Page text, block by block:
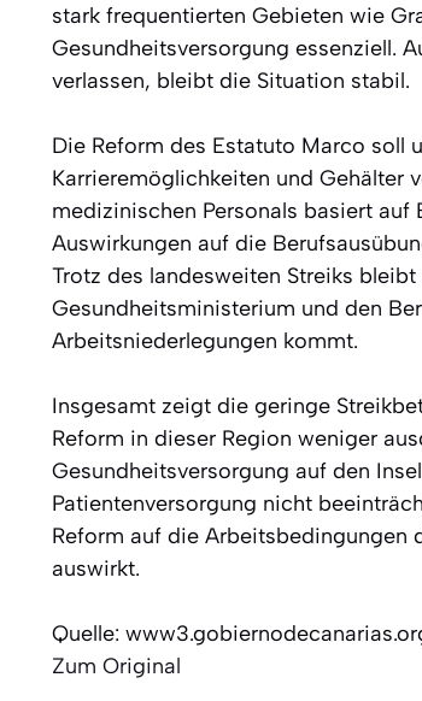
stark frequentierten Gebieten wie
Gesundheitsversorgung essenziell.
verlassen, bleibt die Situation stabil.
Die Reform des Estatuto Marco soll
Karrieremöglichkeiten und Gehälter
medizinischen Personals basiert
Auswirkungen auf die
Trotz des landesweiten Streiks
Gesundheitsministerium und den
Arbeitsniederlegungen kommt.
Insgesamt zeigt die geringe
Reform in dieser Region weniger
Gesundheitsversorgung auf den
Patientenversorgung nicht
Reform auf die Arbeitsbedingungen
auswirkt.
Quelle:
Zum Original